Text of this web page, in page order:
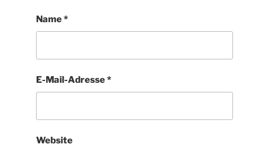
Name*
E-Mail-Adresse*
Website